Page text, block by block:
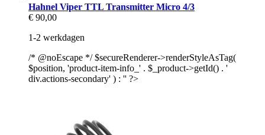
Hahnel Viper TTL Transmitter Micro 4/3
€ 90,00
1-2 werkdagen
/* @noEscape */ $secureRenderer->renderStyleAsTag(
$position, 'product-item-info_' . $_product->getId() . '
div.actions-secondary' ) : '' ?>